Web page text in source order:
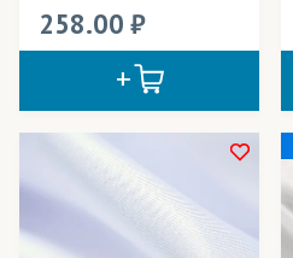
Акваспан(ткани)
Амфибия
(трикотаж)
Арена(трикотаж)
Арт Канва (ткани)
Атлас
(ткани)
Тип товара
Cостав ткани
Цвет
258.00